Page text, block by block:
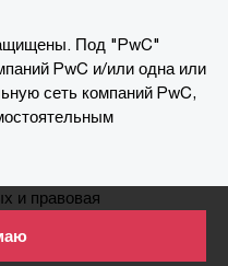
Под "PwC"
PwC и/или одна или
сеть компаний PwC,
и правовая